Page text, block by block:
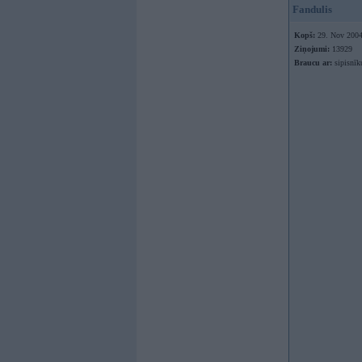
Fandulis
Kopš: 29. Nov 2004
Ziņojumi: 13929
Braucu ar: